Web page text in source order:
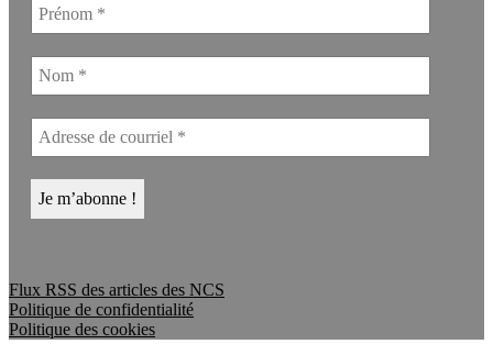
Flux RSS des articles des NCS
Politique de confidentialité
Politique des cookies